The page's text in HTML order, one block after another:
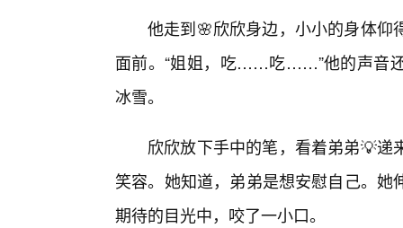
他走到🌸欣欣身边，小小的身体仰
面前。“姐姐，吃……吃……”他的声音
冰雪。
欣欣放下手中的笔，看着弟弟💡
笑容。她知道，弟弟是想安慰自己。
期待的目光中，咬了一小口。